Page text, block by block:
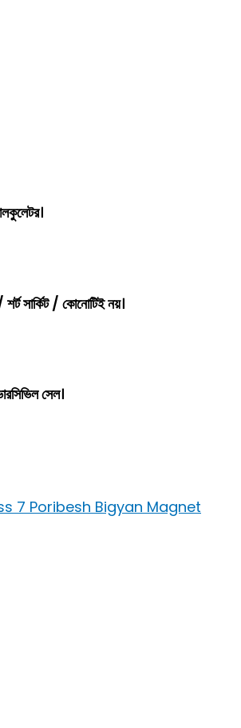
সার্কিট / কোনোটিই নয়।
সেল।
(class 7 Poribesh Bigyan Magnet